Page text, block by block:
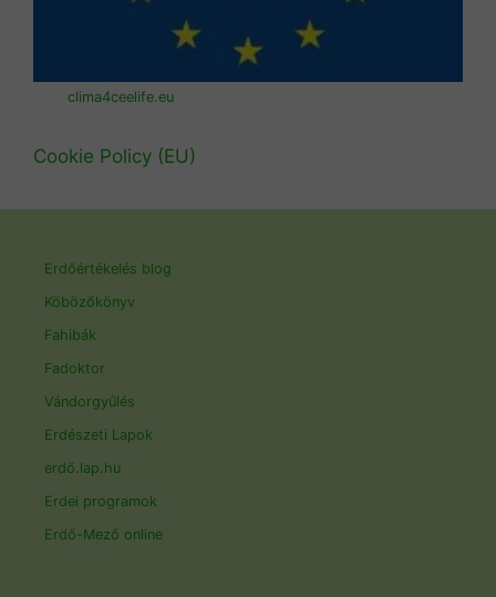
clima4ceelife.eu
Cookie Policy (EU)
Erdőértékelés blog
Köbözőkönyv
Fahibák
Fadoktor
Vándorgyűlés
Erdészeti Lapok
erdő.lap.hu
Erdei programok
Erdő-Mező online